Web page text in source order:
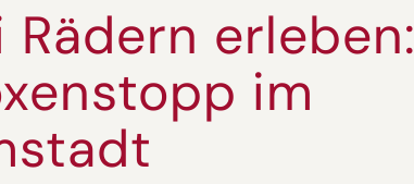
erleben:
im